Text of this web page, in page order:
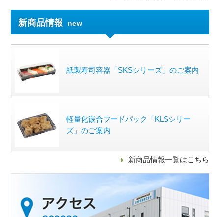
新商品情報 new
紙製寿司容器「SKSシリーズ」のご案内
軽量化嵌合フードパック「KLSシリー
ズ」のご案内
新商品情報一覧はこちら